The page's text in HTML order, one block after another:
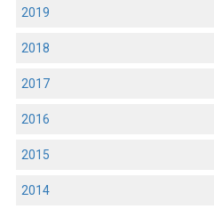
2019
2018
2017
2016
2015
2014